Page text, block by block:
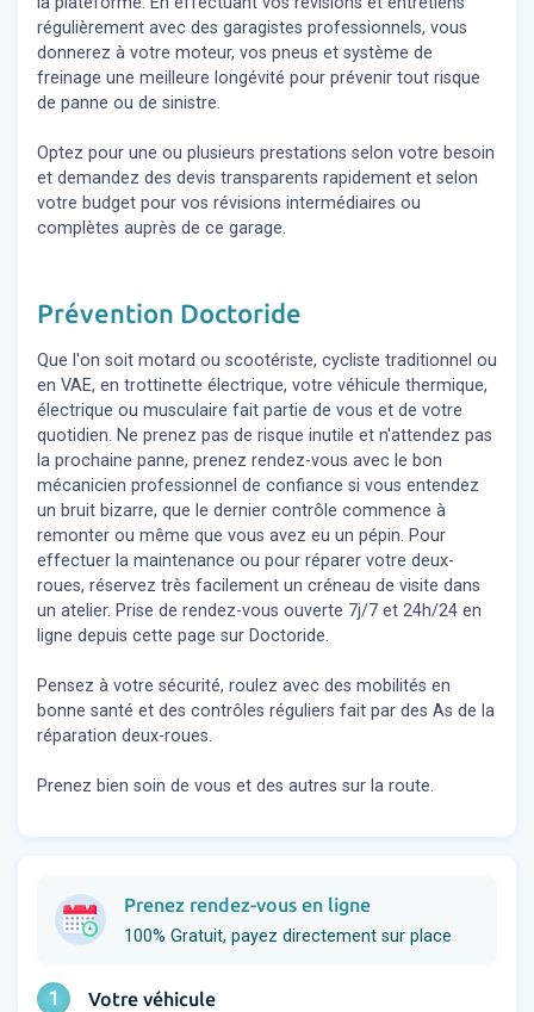
régulièrement avec des garagistes professionnels, vous
donnerez à votre moteur, vos pneus et système de
freinage une meilleure longévité pour prévenir tout risque
de panne ou de sinistre.
Optez pour une ou plusieurs prestations selon votre besoin
et demandez des devis transparents rapidement et selon
votre budget pour vos révisions intermédiaires ou
complètes auprès de ce garage.
Prévention Doctoride
Que l'on soit motard ou scootériste, cycliste traditionnel ou
en VAE, en trottinette électrique, votre véhicule thermique,
électrique ou musculaire fait partie de vous et de votre
quotidien. Ne prenez pas de risque inutile et n'attendez pas
la prochaine panne, prenez rendez-vous avec le bon
mécanicien professionnel de confiance si vous entendez
un bruit bizarre, que le dernier contrôle commence à
remonter ou même que vous avez eu un pépin. Pour
effectuer la maintenance ou pour réparer votre deux-
roues, réservez très facilement un créneau de visite dans
un atelier. Prise de rendez-vous ouverte 7j/7 et 24h/24 en
ligne depuis cette page sur Doctoride.
Pensez à votre sécurité, roulez avec des mobilités en
bonne santé et des contrôles réguliers fait par des As de la
réparation deux-roues.
Prenez bien soin de vous et des autres sur la route.
Prenez rendez-vous en ligne
100% Gratuit, payez directement sur place
1 Votre véhicule